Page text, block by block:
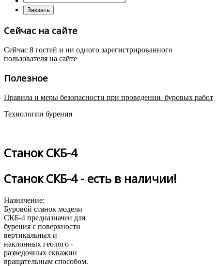
Сейчас на сайте
Сейчас 8 гостей и ни одного зарегистрированного
пользователя на сайте
Полезное
Правила и меры безопасности при проведении буровых работ
Технологии бурения
Станок СКБ-4
Станок СКБ-4 - есть в наличии!
Назначение:
Буровой станок модели
СКБ-4 предназначен для
бурения с поверхности
вертикальных и
наклонных геолого -
разведочных скважин
вращательным способом.